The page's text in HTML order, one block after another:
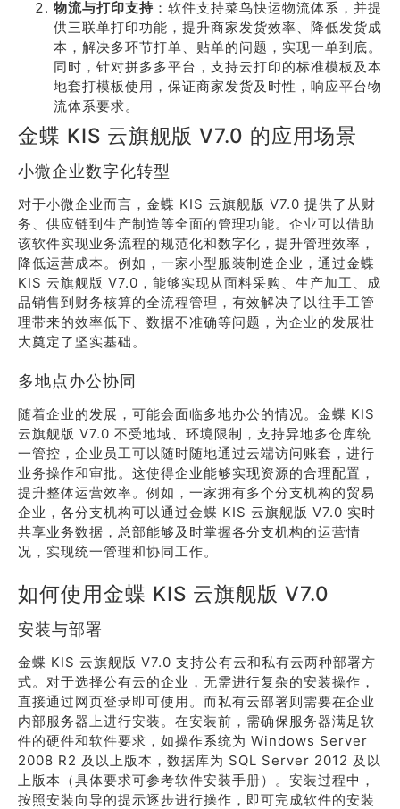
物流与打印支持 ：软件支持菜鸟快运物流体系，并提
供三联单打印功能，提升商家发货效率、降低发货成
本，解决多环节打单、贴单的问题，实现一单到底。
同时，针对拼多多平台，支持云打印的标准模板及本
地套打模板使用，保证商家发货及时性，响应平台物
流体系要求。
金蝶 KIS 云旗舰版 V7.0 的应用场景
小微企业数字化转型
对于小微企业而言，金蝶 KIS 云旗舰版 V7.0 提供了从财
务、供应链到生产制造等全面的管理功能。企业可以借助
该软件实现业务流程的规范化和数字化，提升管理效率，
降低运营成本。例如，一家小型服装制造企业，通过金蝶
KIS 云旗舰版 V7.0，能够实现从面料采购、生产加工、成
品销售到财务核算的全流程管理，有效解决了以往手工管
理带来的效率低下、数据不准确等问题，为企业的发展壮
大奠定了坚实基础。
多地点办公协同
随着企业的发展，可能会面临多地办公的情况。金蝶 KIS
云旗舰版 V7.0 不受地域、环境限制，支持异地多仓库统
一管控，企业员工可以随时随地通过云端访问账套，进行
业务操作和审批。这使得企业能够实现资源的合理配置，
提升整体运营效率。例如，一家拥有多个分支机构的贸易
企业，各分支机构可以通过金蝶 KIS 云旗舰版 V7.0 实时
共享业务数据，总部能够及时掌握各分支机构的运营情
况，实现统一管理和协同工作。
如何使用金蝶 KIS 云旗舰版 V7.0
安装与部署
金蝶 KIS 云旗舰版 V7.0 支持公有云和私有云两种部署方
式。对于选择公有云的企业，无需进行复杂的安装操作，
直接通过网页登录即可使用。而私有云部署则需要在企业
内部服务器上进行安装。在安装前，需确保服务器满足软
件的硬件和软件要求，如操作系统为 Windows Server
2008 R2 及以上版本，数据库为 SQL Server 2012 及以
上版本（具体要求可参考软件安装手册）。安装过程中，
按照安装向导的提示逐步进行操作，即可完成软件的安装